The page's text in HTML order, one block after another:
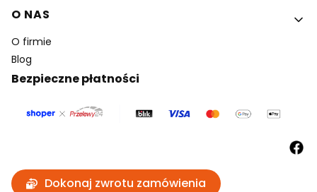
O NAS
O firmie
Blog
Bezpieczne płatności
Dokonaj zwrotu zamówienia